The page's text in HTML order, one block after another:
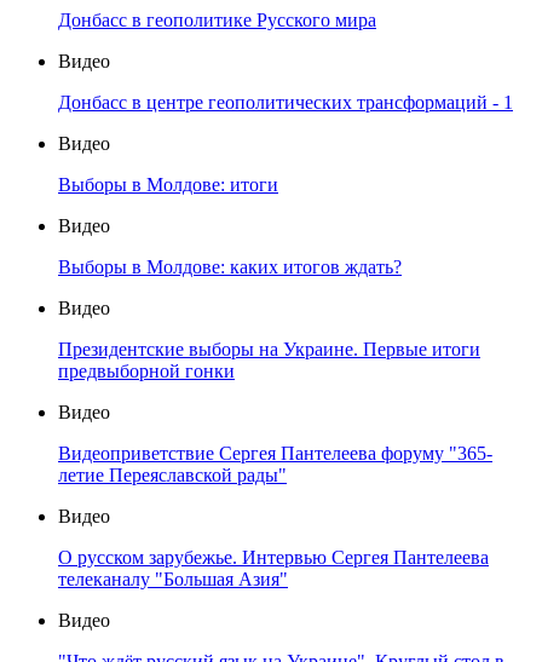
Донбасс в геополитике Русского мира
Видео
Донбасс в центре геополитических трансформаций - 1
Видео
Выборы в Молдове: итоги
Видео
Выборы в Молдове: каких итогов ждать?
Видео
Президентские выборы на Украине. Первые итоги
предвыборной гонки
Видео
Видеоприветствие Сергея Пантелеева форуму "365-
летие Переяславской рады"
Видео
О русском зарубежье. Интервью Сергея Пантелеева
телеканалу "Большая Азия"
Видео